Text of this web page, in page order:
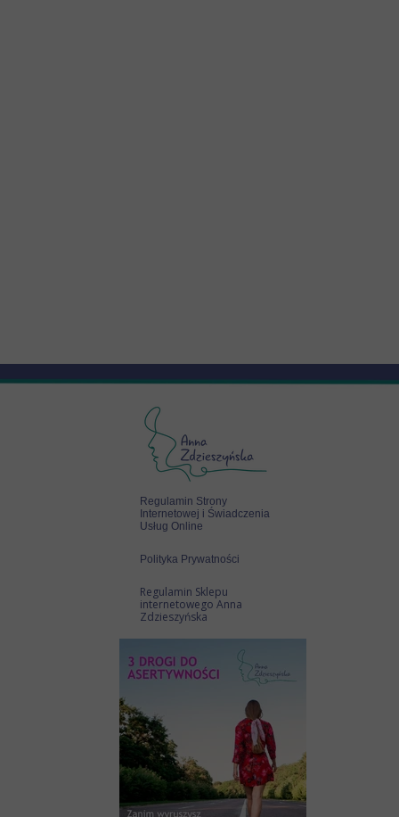
Polityka Prywatności
Regulamin Strony
Internetowej i Świadczenia
Usług Online
Regulamin Sklepu
internetowego Anna
Zdzieszyńska